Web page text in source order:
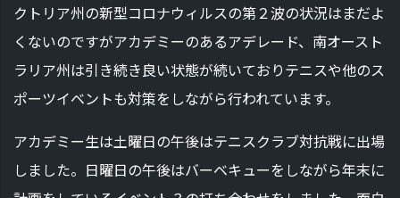
クトリア州の新型コロナウィルスの第２波の状況はまだよ
くないのですがアカデミーのあるアデレード、南オースト
ラリア州は引き続き良い状態が続いておりテニスや他のス
ポーツイベントも対策をしながら行われています。
アカデミー生は土曜日の午後はテニスクラブ対抗戦に出場
しました。日曜日の午後はバーベキューをしながら年末に